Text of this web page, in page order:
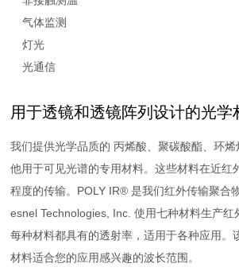
气体监测
灯光
光通信
用于透镜和透镜阵列设计的光学
我们提供光学品质的 丙烯酸、聚碳酸酯、环
他用于可见光谱的专用材料。这些材料在近红
程度的传输。POLY IR® 是我们红外传输聚合
esnel Technologies, Inc. 使用七种材料生产红
每种材料都具有的透射率，适用于各种应用。
材料适合您的应用感兴趣的波长范围。